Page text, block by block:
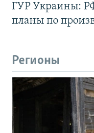
ГУР Украины:
планы по
Регионы